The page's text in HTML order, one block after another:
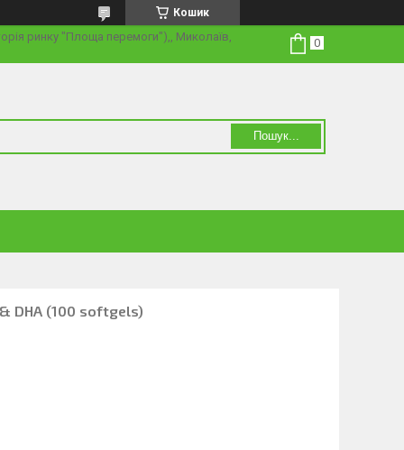
Кошик
ринку "Площа перемоги"),, Миколаїв,
Пошук...
DHA (100 softgels)